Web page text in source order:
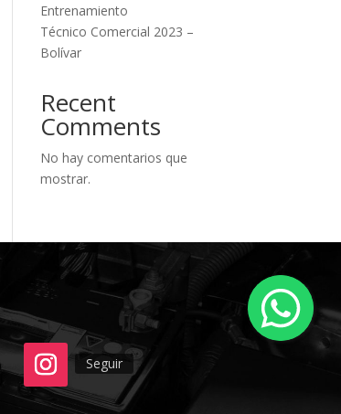
Entrenamiento
Técnico Comercial 2023 –
Bolívar
Recent
Comments
No hay comentarios que
mostrar.
Seguir